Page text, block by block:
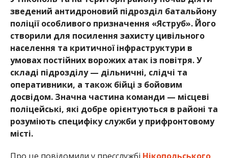
Про це повідомили у пресслужбіНікопольського
районного управління поліції, передає
Інформатор.
Необхідність створення такого загону зумовлена
збільшенням атак із використанням безпілотників,
зокрема FPV-дронів та апаратів літакового типу.
Поліцейські постійно моніторять повітряний
простір — виявляють цілі візуально, на слух і за
допомогою спеціальних технічних засобів.